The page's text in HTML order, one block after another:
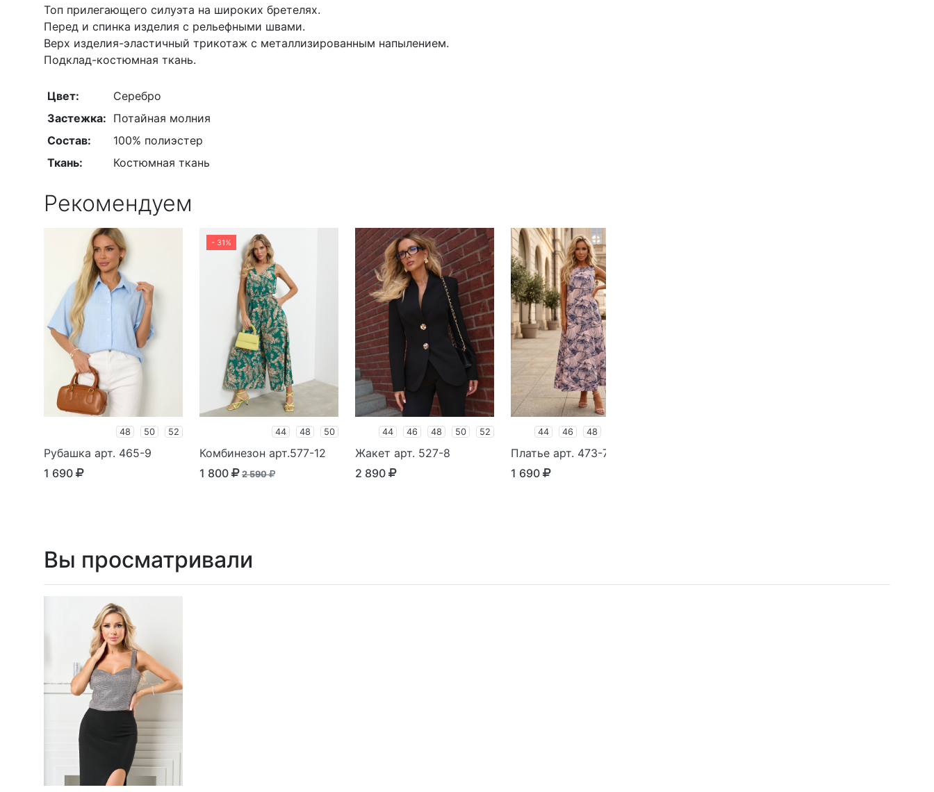
Топ прилегающего силуэта на широких бретелях.
Перед и спинка изделия с рельефными швами.
Верх изделия-эластичный трикотаж с металлизированным напылением.
Подклад-костюмная ткань.
Цвет:
Серебро
Застежка: Потайная молния
Состав:
100% полиэстер
Ткань:
Костюмная ткань
Рекомендуем
48 50 52
Рубашка арт. 465-9
1 690
- 31%
44 48 50
Комбинезон арт.577-12
1 800
2 590
44 46 48 50 52
Жакет арт. 527-8
2 890
44 46 48
Платье арт. 473-7
1 690
Вы просматривали